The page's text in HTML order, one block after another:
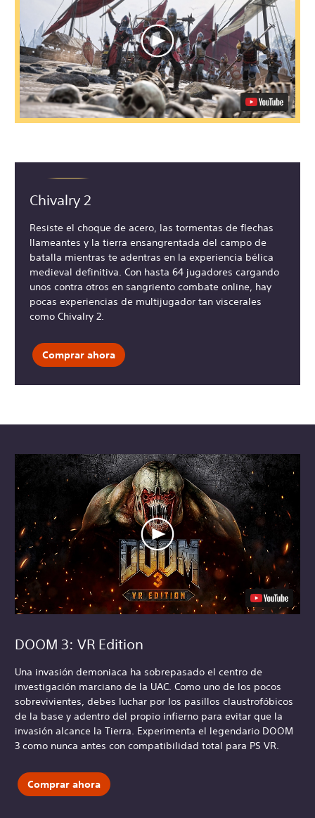
Chivalry 2
Resiste el choque de acero, las tormentas de flechas
llameantes y la tierra ensangrentada del campo de
batalla mientras te adentras en la experiencia bélica
medieval definitiva. Con hasta 64 jugadores cargando
unos contra otros en sangriento combate online, hay
pocas experiencias de multijugador tan viscerales
como Chivalry 2.
Comprar ahora
DOOM 3: VR Edition
Una invasión demoniaca ha sobrepasado el centro de
investigación marciano de la UAC. Como uno de los pocos
sobrevivientes, debes luchar por los pasillos claustrofóbicos
de la base y adentro del propio infierno para evitar que la
invasión alcance la Tierra. Experimenta el legendario DOOM
3 como nunca antes con compatibilidad total para PS VR.
Comprar ahora